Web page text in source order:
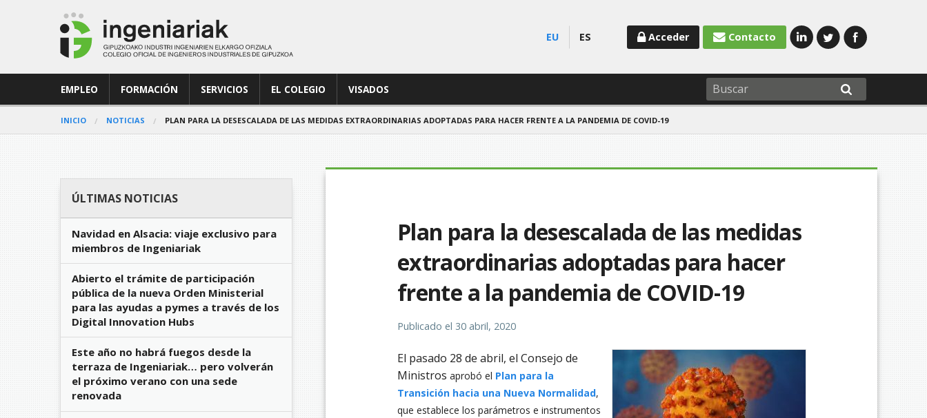
EU ES Contacto
Acceder
EMPLEO FORMACIÓN SERVICIOS EL COLEGIO VISADOS
INICIO NOTICIAS PLAN PARA LA DESESCALADA DE LAS MEDIDAS EXTRAORDINARIAS ADOPTADAS PARA HACER FRENTE A LA PANDEMIA DE COVID-19
Plan para la desescalada de las medidas
extraordinarias adoptadas para hacer
frente a la pandemia de COVID-19
Publicado el 30 abril, 2020
El pasado 28 de abril, el Consejo de
Ministros aprobó el Plan para la
Transición hacia una Nueva Normalidad,
que establece los parámetros e instrumentos
ÚLTIMAS NOTICIAS
Navidad en Alsacia: viaje exclusivo para
miembros de Ingeniariak
Abierto el trámite de participación
pública de la nueva Orden Ministerial
para las ayudas a pymes a través de los
Digital Innovation Hubs
Este año no habrá fuegos desde la
terraza de Ingeniariak… pero volverán
el próximo verano con una sede
renovada